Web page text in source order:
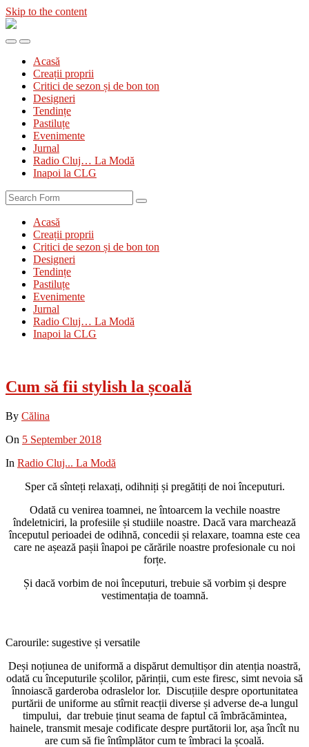
Skip to the content
Diva
Toggle
mobile
menu
Toggle
the
search
field
Acasă
Creații proprii
Critici de sezon și de bon ton
Designeri
Tendințe
Pastiluțe
Evenimente
Jurnal
Radio Cluj… La Modă
Inapoi la CLG
Search
Acasă
Creații proprii
Critici de sezon și de bon ton
Designeri
Tendințe
Pastiluțe
Evenimente
Jurnal
Radio Cluj… La Modă
Inapoi la CLG
Cum să fii stylish la școală
By Călina
On 5 September 2018
In Radio Cluj... La Modă
Sper că sînteți relaxați, odihniți și pregătiți de noi începuturi.
Odată cu venirea toamnei, ne întoarcem la vechile noastre
îndeletniciri, la profesiile și studiile noastre. Dacă vara marchează
începutul perioadei de odihnă, concedii și relaxare, toamna este cea
care ne așează pașii înapoi pe cărările noastre profesionale cu noi
forțe.
Și dacă vorbim de noi începuturi, trebuie să vorbim și despre
vestimentația de toamnă.
Carourile: sugestive și versatile
Deși noțiunea de uniformă a dispărut demultișor din atenția noastră,
odată cu începuturile școlilor, părinții, cum este firesc, simt nevoia să
înnoiască garderoba odraslelor lor. Discuțiile despre oportunitatea
purtării de uniforme au stîrnit reacții diverse și adverse de-a lungul
timpului, dar trebuie ținut seama de faptul că îmbrăcămintea,
hainele, transmit mesaje codificate despre purtătorii lor, așa încît nu
are cum să fie întîmplător cum te îmbraci la școală.